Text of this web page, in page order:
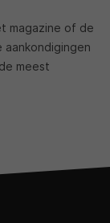
magazine of de
meest